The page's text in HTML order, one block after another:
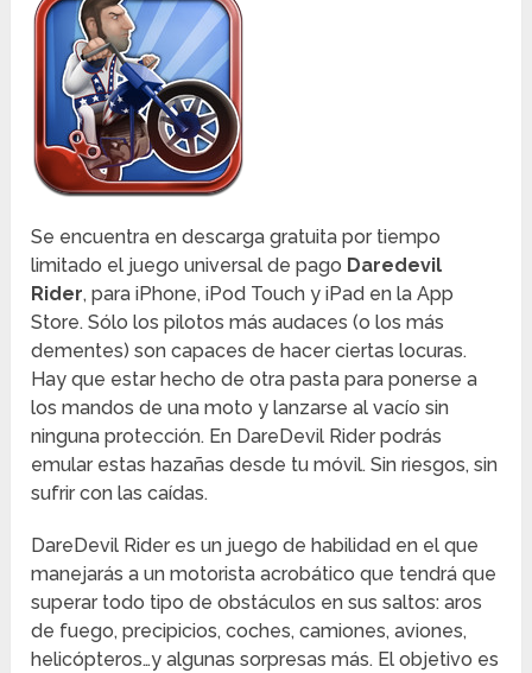
Se encuentra en descarga gratuita por tiempo
limitado el juego universal de pago Daredevil
Rider, para iPhone, iPod Touch y iPad en la App
Store. Sólo los pilotos más audaces (o los más
dementes) son capaces de hacer ciertas locuras.
Hay que estar hecho de otra pasta para ponerse a
los mandos de una moto y lanzarse al vacío sin
ninguna protección. En DareDevil Rider podrás
emular estas hazañas desde tu móvil. Sin riesgos, sin
sufrir con las caídas.
DareDevil Rider es un juego de habilidad en el que
manejarás a un motorista acrobático que tendrá que
superar todo tipo de obstáculos en sus saltos: aros
de fuego, precipicios, coches, camiones, aviones,
helicópteros…y algunas sorpresas más. El objetivo es